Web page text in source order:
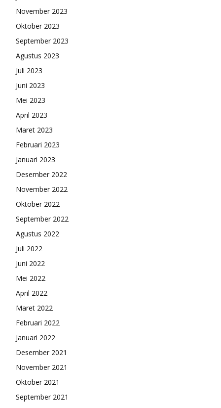
November 2023
Oktober 2023
September 2023
Agustus 2023
Juli 2023
Juni 2023
Mei 2023
April 2023
Maret 2023
Februari 2023
Januari 2023
Desember 2022
November 2022
Oktober 2022
September 2022
Agustus 2022
Juli 2022
Juni 2022
Mei 2022
April 2022
Maret 2022
Februari 2022
Januari 2022
Desember 2021
November 2021
Oktober 2021
September 2021